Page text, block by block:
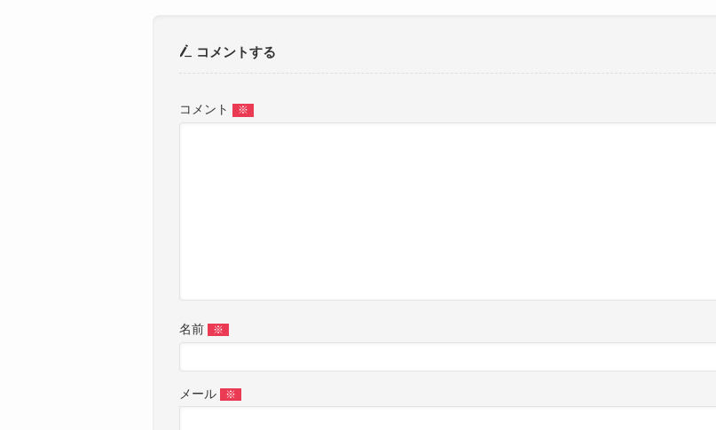
コメントする
コメント ※
名前 ※
メール ※